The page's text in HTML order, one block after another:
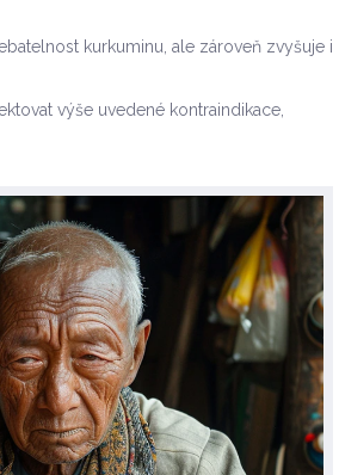
kurkuminu, ale zároveň zvyšuje i
výše uvedené kontraindikace,